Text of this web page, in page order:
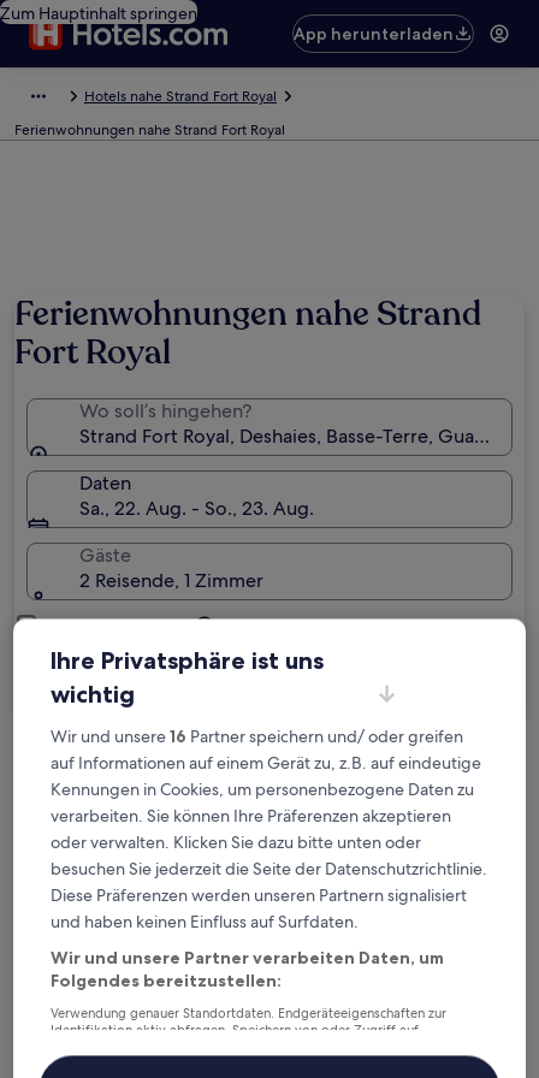
Zum Hauptinhalt springen
App herunterladen
Hotels nahe Strand Fort Royal
Ferienwohnungen nahe Strand Fort Royal
Ferienwohnungen nahe Strand
Fort Royal
Wo soll’s hingehen?
Strand Fort Royal, Deshaies, Basse-Terre,
Daten
Sa., 22. Aug. - So., 23. Aug.
Gäste
2 Reisende, 1 Zimmer
Ich reise geschäftlich
Kostenlose Stornierung bei
Planänderungen
Verdiene Prämien für jede
wahrgenommene Übernachtung
Mehr sparen mit Preisen für Mitglieder
Überprüfe die Preise für diese Daten
Ihre Privatsphäre ist uns
wichtig
Wir und unsere16 Partner speichern und/ oder greifen
auf Informationen auf einem Gerät zu, z.B. auf eindeutige
Kennungen in Cookies, um personenbezogene Daten zu
verarbeiten. Sie können Ihre Präferenzen akzeptieren
oder verwalten. Klicken Sie dazu bitte unten oder
besuchen Sie jederzeit die Seite der Datenschutzrichtlinie.
Diese Präferenzen werden unseren Partnern signalisiert
und haben keinen Einfluss auf Surfdaten.
Wir und unsere Partner verarbeiten Daten, um
Folgendes bereitzustellen:
Verwendung genauer Standortdaten. Endgeräteeigenschaften zur
Identifikation aktiv abfragen. Speichern von oder Zugriff auf
Inhalte, Messung von Werbeleistung und der Performance von Inhalten,